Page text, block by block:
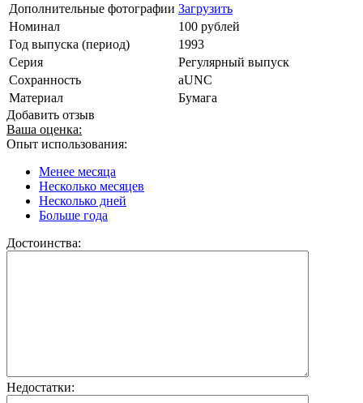
Дополнительные фотографии Загрузить
Номинал
100 рублей
Год выпуска (период)
1993
Серия
Регулярный выпуск
Сохранность
aUNC
Материал
Бумага
Добавить отзыв
Ваша оценка:
Опыт использования:
Менее месяца
Несколько месяцев
Несколько дней
Больше года
Достоинства:
Недостатки: